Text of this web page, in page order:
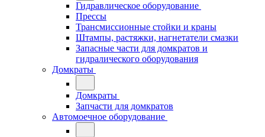
Гидравлическое оборудование
Прессы
Трансмиссионные стойки и краны
Штампы, растяжки, нагнетатели смазки
Запасные части для домкратов и
гидралического оборудования
Домкраты
Домкраты
Запчасти для домкратов
Автомоечное оборудование